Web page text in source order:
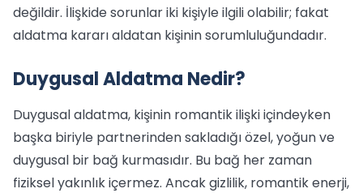
değildir. İlişkide sorunlar iki kişiyle ilgili olabilir; fakat
aldatma kararı aldatan kişinin sorumluluğundadır.
Duygusal Aldatma Nedir?
Duygusal aldatma, kişinin romantik ilişki içindeyken
başka biriyle partnerinden sakladığı özel, yoğun ve
duygusal bir bağ kurmasıdır. Bu bağ her zaman
fiziksel yakınlık içermez. Ancak gizlilik, romantik enerji,